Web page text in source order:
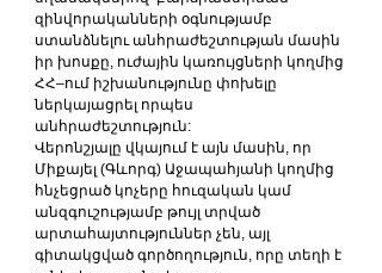
զինվորականների օգնությամբ
ստանձնելու անհրաժեշտության մասին
իր խոսքը, ուժային կառույցների կողմից
ՀՀ–ում իշխանությունը փոխելը
ներկայացրել որպես
անհրաժեշտություն:
Վերոնշյալը վկայում է այն մասին, որ
Միքայել (Գևորգ) Աջապահյանի կողմից
հնչեցրած կոչերը հուզական կամ
անզգուշությամբ թույլ տրված
արտահայտություններ չեն, այլ
գիտակցված գործողություն, որը տեղի է